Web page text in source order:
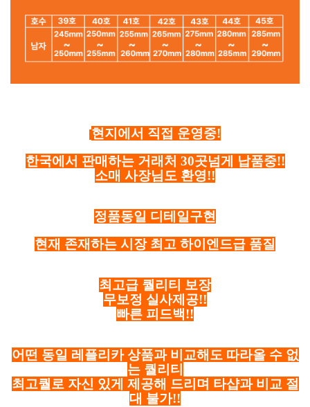
현지에서 직접 운영중!
한국에서 판매하는 거래처 30곳넘게 납품중!!
소매 사장님도 환영!!
정품동일 디테일구현
현재 존재하는 시장 최고 하이엔드급 품질
최고급 퀄리티 보장
무보정 실사제공!!
빠른 피드백!!
어떤 동일 레플리카 상품과 비교해도 따라올 수 없
는 퀄리티
최고퀄로 자신 있게 제공해 드리며 타샵과 비교 절
대 불가!!